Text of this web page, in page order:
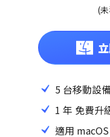
(
5 台移動設
1 年 免費升
適用